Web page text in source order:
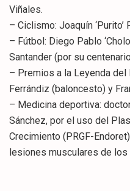
Viñales.
– Ciclismo: Joaquín ‘Purito’
– Fútbol: Diego Pablo
Santander (por su
– Premios a la Leyenda del
Ferrándiz (baloncesto) y
– Medicina deportiva:
Sánchez, por el uso del
Crecimiento (PRGF-
lesiones musculares de